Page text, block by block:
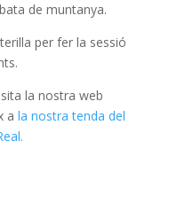
de muntanya.
per fer la sessió
la nostra web
ala nostra tenda del